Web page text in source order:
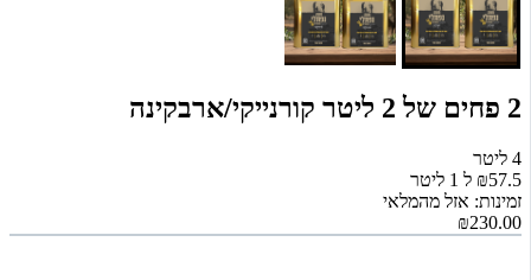
2 פחים של 2 ליטר קורנייקי/ארבקינה
4 ליטר
₪57.5 ל 1 ליטר
זמינות: אזל מהמלאי
₪230.00